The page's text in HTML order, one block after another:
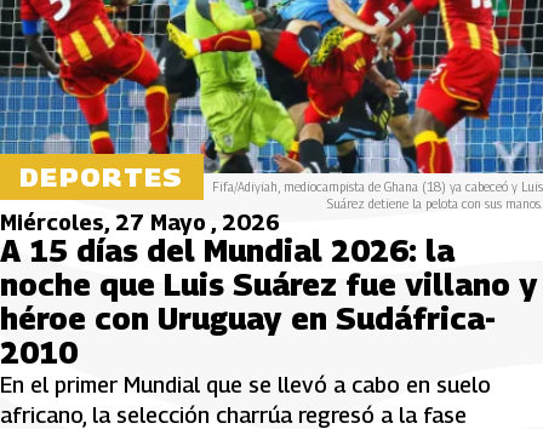
DEPORTES
Fifa/Adiyiah, mediocampista de Ghana (18) ya cabeceó y Luis
Suárez detiene la pelota con sus manos.
Miércoles, 27 Mayo , 2026
A 15 días del Mundial 2026: la
noche que Luis Suárez fue villano y
héroe con Uruguay en Sudáfrica-
2010
En el primer Mundial que se llevó a cabo en suelo
africano, la selección charrúa regresó a la fase